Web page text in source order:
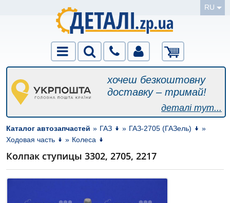
RU
хочеш безкоштовну
доставку – тримай!
деталі тут...
Каталог автозапчастей » ГАЗ » ГАЗ-2705 (ГАЗель)
»
Ходовая часть
» Колеса
Колпак ступицы 3302, 2705, 2217